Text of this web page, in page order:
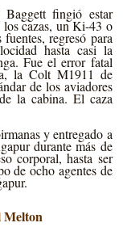
fingió estar
cazas, un Ki-43 o
regresó para
hasta casi la
Fue el error fatal
la Colt M1911 de
de los aviadores
la cabina. El caza
y entregado a
durante más de
corporal, hasta ser
de ocho agentes de
Melton